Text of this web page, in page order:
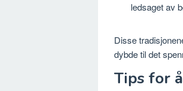
ledsaget av
Disse
dybde til det
Tips for